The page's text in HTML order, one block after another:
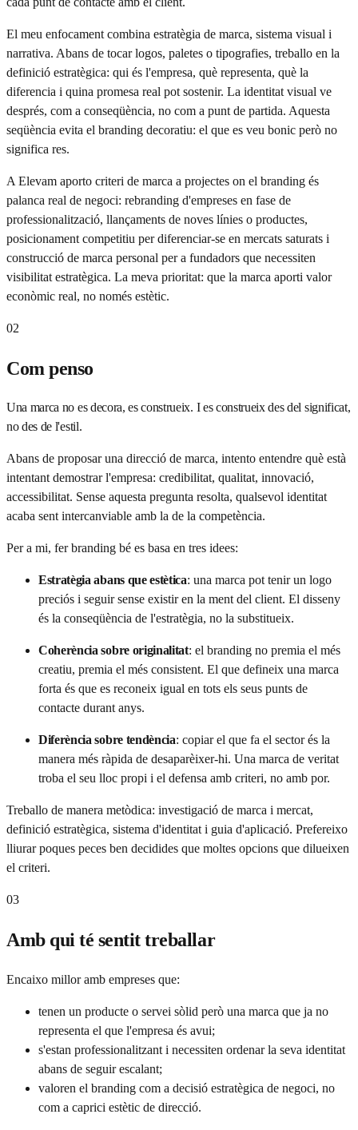
El meu enfocament combina estratègia de marca, sistema visual i
narrativa. Abans de tocar logos, paletes o tipografies, treballo en la
definició estratègica: qui és l'empresa, què representa, què la
diferencia i quina promesa real pot sostenir. La identitat visual ve
després, com a conseqüència, no com a punt de partida. Aquesta
seqüència evita el branding decoratiu: el que es veu bonic però no
significa res.
A Elevam aporto criteri de marca a projectes on el branding és
palanca real de negoci: rebranding d'empreses en fase de
professionalització, llançaments de noves línies o productes,
posicionament competitiu per diferenciar-se en mercats saturats i
construcció de marca personal per a fundadors que necessiten
visibilitat estratègica. La meva prioritat: que la marca aporti valor
econòmic real, no només estètic.
02
Com penso
Una marca no es decora, es construeix. I es construeix des del significat,
no des de l'estil.
Abans de proposar una direcció de marca, intento entendre què està
intentant demostrar l'empresa: credibilitat, qualitat, innovació,
accessibilitat. Sense aquesta pregunta resolta, qualsevol identitat
acaba sent intercanviable amb la de la competència.
Per a mi, fer branding bé es basa en tres idees:
Estratègia abans que estètica: una marca pot tenir un logo
preciós i seguir sense existir en la ment del client. El disseny
és la conseqüència de l'estratègia, no la substitueix.
Coherència sobre originalitat: el branding no premia el més
creatiu, premia el més consistent. El que defineix una marca
forta és que es reconeix igual en tots els seus punts de
contacte durant anys.
Diferència sobre tendència: copiar el que fa el sector és la
manera més ràpida de desaparèixer-hi. Una marca de veritat
troba el seu lloc propi i el defensa amb criteri, no amb por.
Treballo de manera metòdica: investigació de marca i mercat,
definició estratègica, sistema d'identitat i guia d'aplicació. Prefereixo
lliurar poques peces ben decidides que moltes opcions que dilueixen
el criteri.
03
Amb qui té sentit treballar
Encaixo millor amb empreses que:
tenen un producte o servei sòlid però una marca que ja no
representa el que l'empresa és avui;
s'estan professionalitzant i necessiten ordenar la seva identitat
abans de seguir escalant;
valoren el branding com a decisió estratègica de negoci, no
com a caprici estètic de direcció.